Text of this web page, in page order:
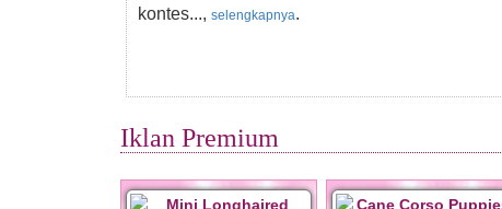
kontes..., selengkapnya.
Iklan Premium